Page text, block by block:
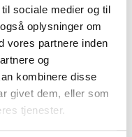
sociale medier og til
oplysninger om
vores partnere inden
og
kombinere disse
givet dem, eller som
tjenester.
På messen